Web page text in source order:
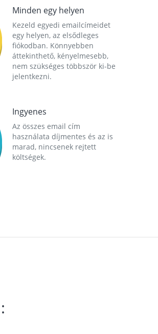
Minden egy helyen
Kezeld egyedi emailcímeidet
egy helyen, az elsődleges
fiókodban. Könnyebben
áttekinthető, kényelmesebb,
nem szükséges többször ki-be
jelentkezni.
Ingyenes
Az összes email cím
használata díjmentes és az is
marad, nincsenek rejtett
költségek.